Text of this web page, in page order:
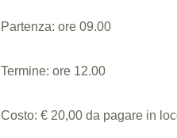
Partenza: ore 09.00
Termine: ore 12.00
Costo: € 20,00 da pagare in